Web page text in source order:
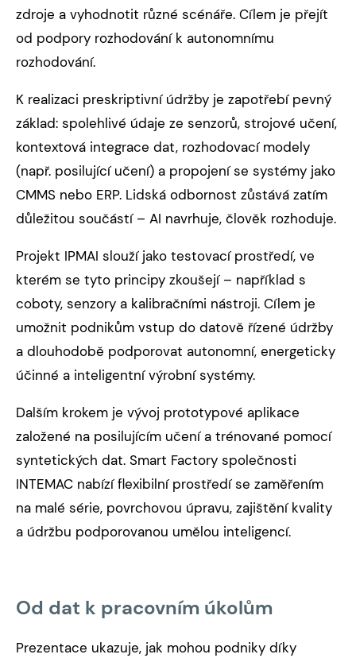
zdroje a vyhodnotit různé scénáře. Cílem je přejít
od podpory rozhodování k autonomnímu
rozhodování.
K realizaci preskriptivní údržby je zapotřebí pevný
základ: spolehlivé údaje ze senzorů, strojové učení,
kontextová integrace dat, rozhodovací modely
(např. posilující učení) a propojení se systémy jako
CMMS nebo ERP. Lidská odbornost zůstává zatím
důležitou součástí – AI navrhuje, člověk rozhoduje.
Projekt IPMAI slouží jako testovací prostředí, ve
kterém se tyto principy zkoušejí – například s
coboty, senzory a kalibračními nástroji. Cílem je
umožnit podnikům vstup do datově řízené údržby
a dlouhodobě podporovat autonomní, energeticky
účinné a inteligentní výrobní systémy.
Dalším krokem je vývoj prototypové aplikace
založené na posilujícím učení a trénované pomocí
syntetických dat. Smart Factory společnosti
INTEMAC nabízí flexibilní prostředí se zaměřením
na malé série, povrchovou úpravu, zajištění kvality
a údržbu podporovanou umělou inteligencí.
Od dat k pracovním úkolům
Prezentace ukazuje, jak mohou podniky díky